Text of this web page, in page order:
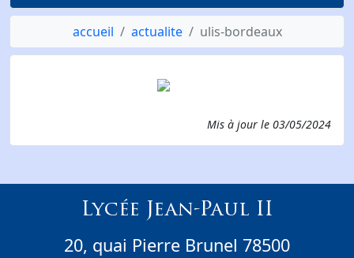
accueil actualite ulis-bordeaux
Mis à jour le 03/05/2024
Lycée Jean-Paul II
20, quai Pierre Brunel 78500